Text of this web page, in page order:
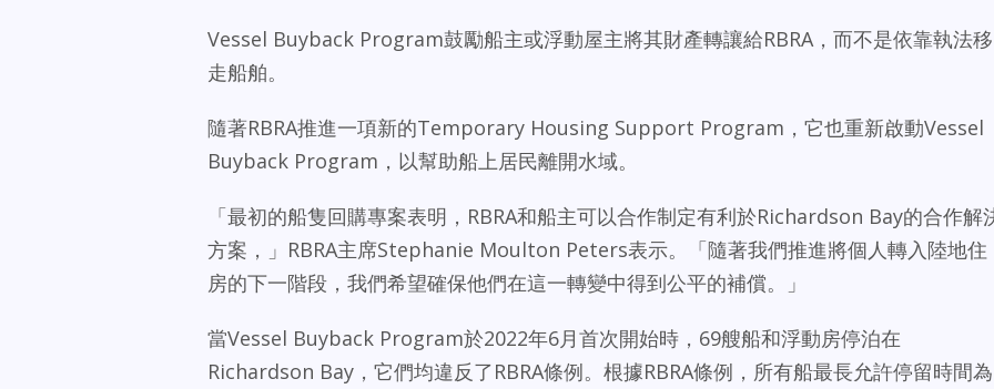
Vessel Buyback Program鼓勵船主或浮動屋主將其財產轉讓給RBRA，而不是依靠執法移
走船舶。
隨著RBRA推進一項新的Temporary Housing Support Program，它也重新啟動Vessel
Buyback Program，以幫助船上居民離開水域。
「最初的船隻回購專案表明，RBRA和船主可以合作制定有利於Richardson Bay的合作解
方案，」RBRA主席Stephanie Moulton Peters表示。「隨著我們推進將個人轉入陸地住
房的下一階段，我們希望確保他們在這一轉變中得到公平的補償。」
當Vessel Buyback Program於2022年6月首次開始時，69艘船和浮動房停泊在
Richardson Bay，它們均違反了RBRA條例。根據RBRA條例，所有船最長允許停留時間為